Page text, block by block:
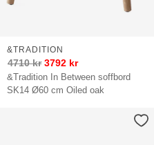
&Tradition In Between soffbord
SK14 Ø60 cm Oiled oak
&TRADITION
4710kr 3792 kr